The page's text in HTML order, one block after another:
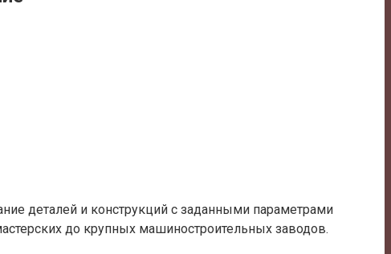
деталей и конструкций с заданными параметрами
до крупных машиностроительных заводов.